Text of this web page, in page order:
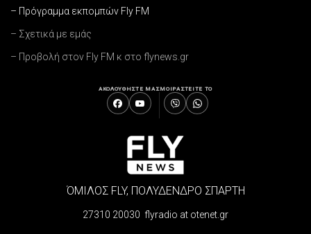
– Πρόγραμμα εκπομπών Fly FM
– Σχετικά με εμάς
– Προβολή στον Fly FM κ στο flynews.gr
ΑΚΟΛΟΥΘΗΣΤΕ ΜΑΣΜΟΙΡΑΣΤΕΙΤΕ ΤΟ
ΌΜΙΛΟΣ FLY, ΠΟΛΥΔΕΝΔΡΟ ΣΠΑΡΤΗ
27310 20030 flyradio at otenet.gr